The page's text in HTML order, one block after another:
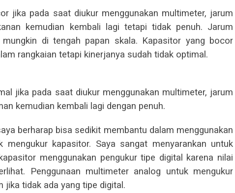
jika pada saat diukur menggunakan multimeter, jarum
kemudian kembali lagi tetapi tidak penuh. Jarum
di tengah papan skala. Kapasitor yang bocor
rangkaian tetapi kinerjanya sudah tidak optimal.
jika pada saat diukur menggunakan multimeter, jarum
kemudian kembali lagi dengan penuh.
berharap bisa sedikit membantu dalam menggunakan
mengukur kapasitor. Saya sangat menyarankan untuk
menggunakan pengukur tipe digital karena nilai
Penggunaan multimeter analog untuk mengukur
jika tidak ada yang tipe digital.